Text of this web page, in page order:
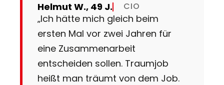
Helmut W., 49 J. CIO
„Ich hätte mich gleich beim
ersten Mal vor zwei Jahren für
eine Zusammenarbeit
entscheiden sollen. Traumjob
heißt man träumt von dem Job.